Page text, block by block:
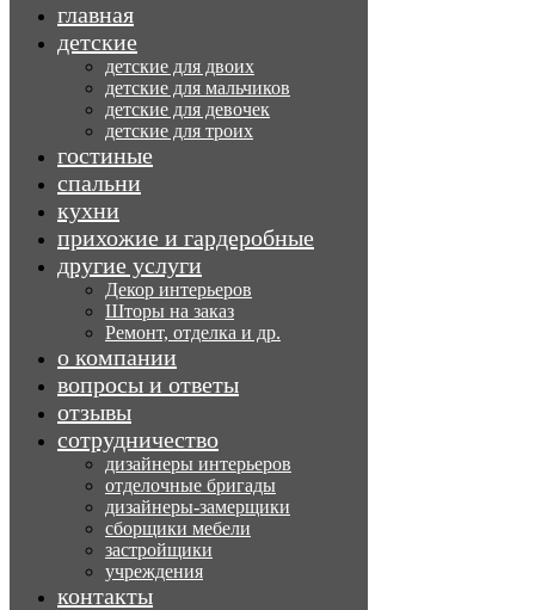
главная
детские
детские для двоих
детские для мальчиков
детские для девочек
детские для троих
гостиные
спальни
кухни
прихожие и гардеробные
другие услуги
Декор интерьеров
Шторы на заказ
Ремонт, отделка и др.
о компании
вопросы и ответы
отзывы
сотрудничество
дизайнеры интерьеров
отделочные бригады
дизайнеры-замерщики
сборщики мебели
застройщики
учреждения
контакты